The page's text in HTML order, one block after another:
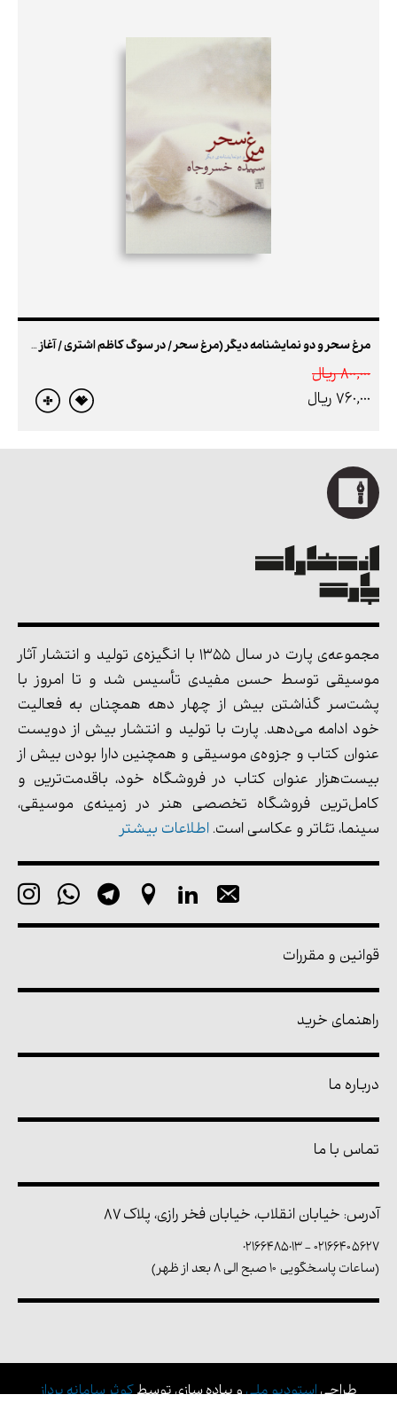
مرغ سحر و دو نمایشنامه دیگر (مرغ سحر / در سوگ کاظم اشتری / آغاز فصلی سرد)
800,000 ريال
760,000 ريال
مجموعه‌ی پارت در سال 1355 با انگیزه‌ی تولید و انتشار آثار
موسیقی توسط حسن مفیدی تأسیس شد و تا امروز با
پشت‌سر گذاشتن بیش از چهار دهه همچنان به فعالیت
خود ادامه می‌دهد. پارت با تولید و انتشار بیش از دویست
عنوان کتاب و جزوه‌ی موسیقی و همچنین دارا بودن بیش از
بیست‌هزار عنوان کتاب در فروشگاه خود، باقدمت‌ترین و
کامل‌ترین فروشگاه تخصصی هنر در زمینه‌ی موسیقی،
سینما، تئاتر و عکاسی است. اطلاعات بیشتر
قوانین و مقررات
راهنمای خرید
درباره ما
تماس با ما
آدرس: خیابان انقلاب، خیابان فخر رازی، پلاک ۸۷
۰۲۱۶۶۴۰۵۶۲۷-
02166485013
(ساعات پاسخگویی ۱۰ صبح الی ۸ بعد از ظهر)
طراحیاستودیو ملیو پیاده سازی توسطکوثر سامانه پرداز